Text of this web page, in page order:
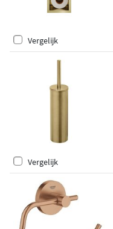
Vergelijk
Vergelijk